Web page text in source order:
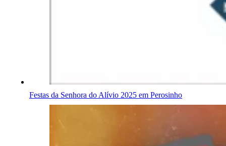
Festas da Senhora do Alívio 2025 em Perosinho